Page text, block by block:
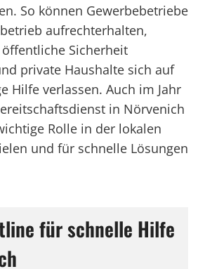
So können Gewerbebetriebe
aufrechterhalten,
Sicherheit
private Haushalte sich auf
Hilfe verlassen. Auch im Jahr
in Nörvenich
Rolle in der lokalen
und für schnelle Lösungen
für schnelle Hilfe